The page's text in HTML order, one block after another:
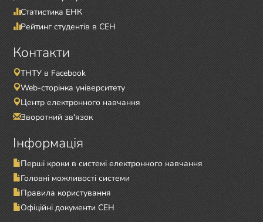
Статистика ЕНК
Рейтинг студентів в СЕН
Контакти
ТНТУ в Facebook
Web-сторінка університету
Центр електронного навчання
Зворотний зв'язок
Інформація
Перші кроки в системі електронного навчання
Головні можливості системи
Правила користування
Офіційні документи СЕН